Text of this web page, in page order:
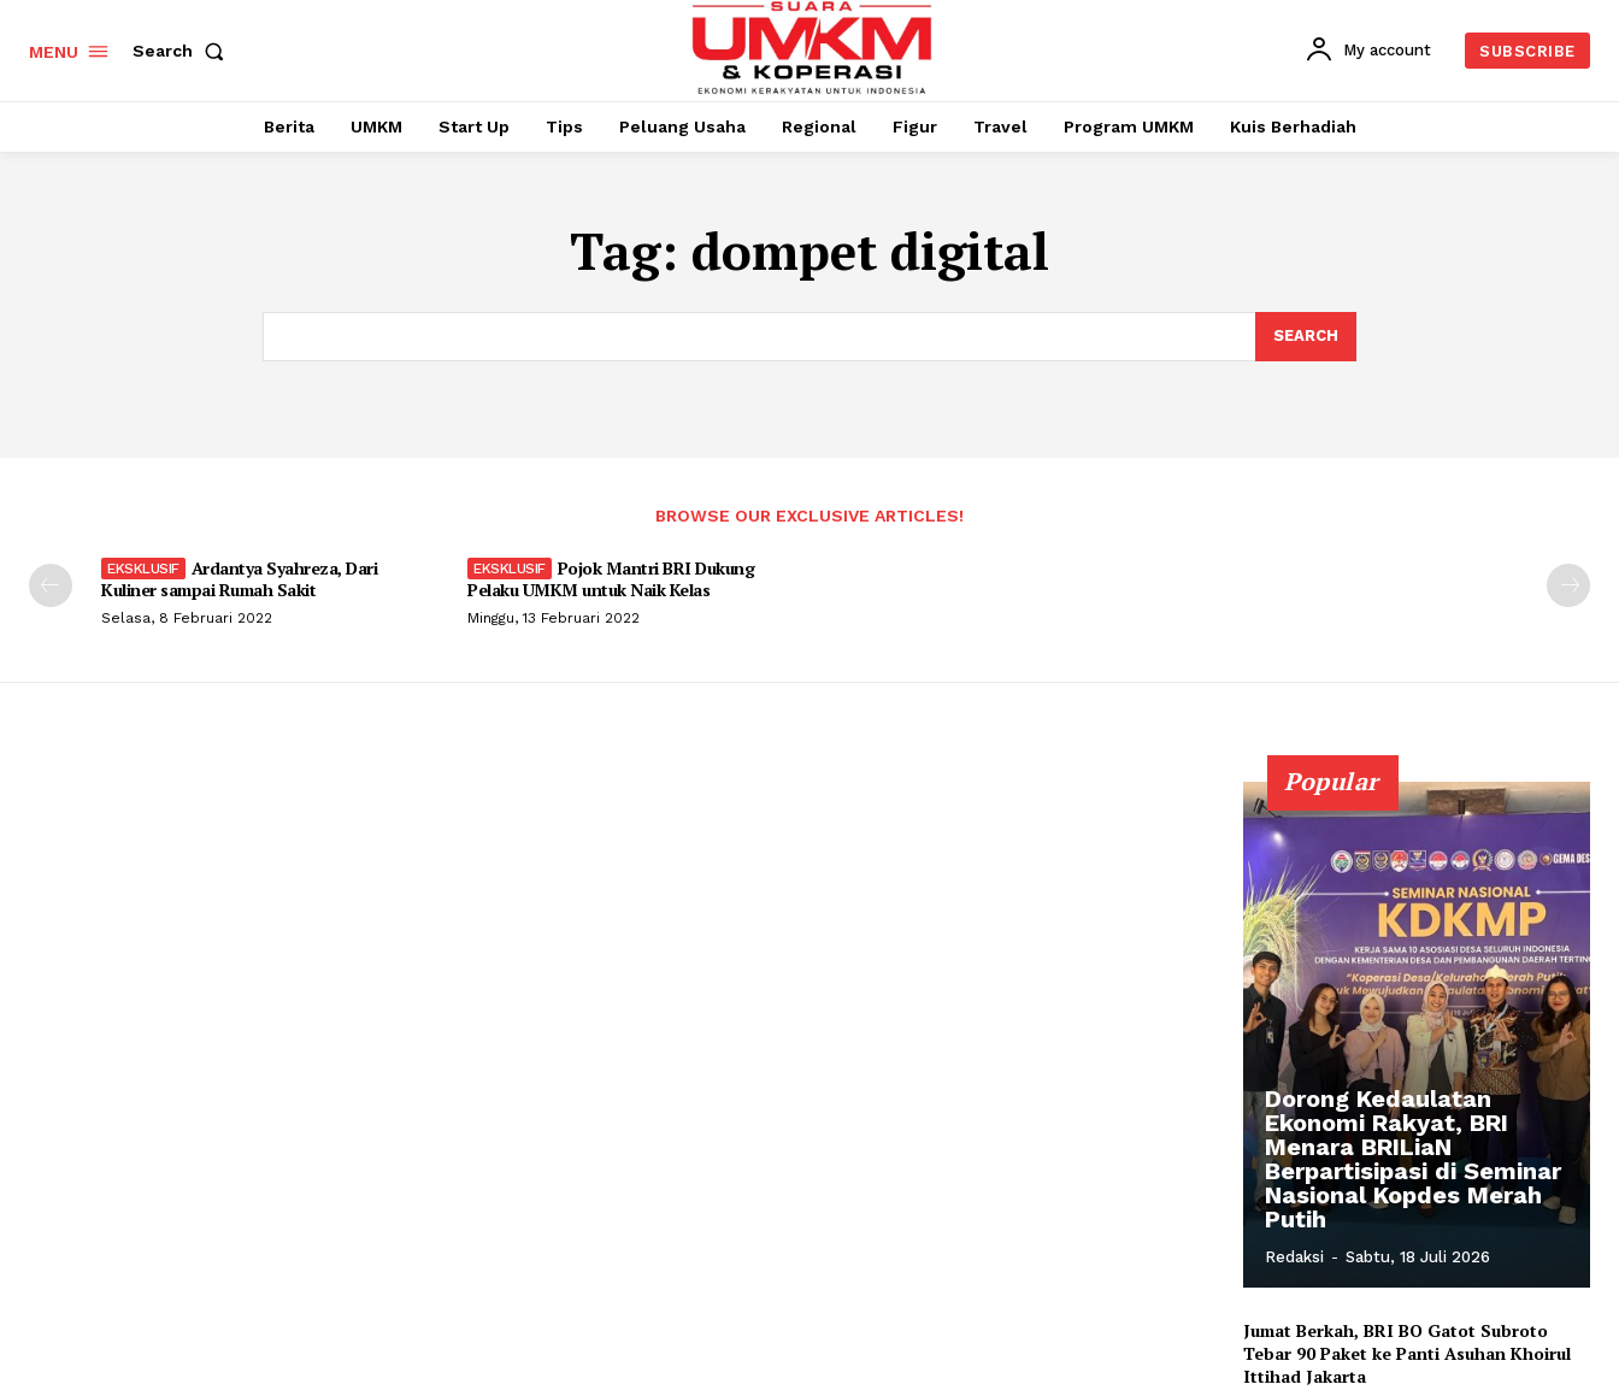
MENU Search My account SUBSCRIBE
Berita UMKM Start Up Tips Peluang Usaha Regional Figur Travel Program UMKM Kuis Berhadiah
Tag: dompet digital
SEARCH
BROWSE OUR EXCLUSIVE ARTICLES!
Ardantya Syahreza, Dari
Kuliner sampai Rumah Sakit
Selasa, 8 Februari 2022
Pojok Mantri BRI Dukung
Pelaku UMKM untuk Naik Kelas
Minggu, 13 Februari 2022
Popular
Dorong Kedaulatan
Ekonomi Rakyat, BRI
Menara BRILiaN
Berpartisipasi di Seminar
Nasional Kopdes Merah
Putih
Redaksi - Sabtu, 18 Juli 2026
Jumat Berkah, BRI BO Gatot Subroto
Tebar 90 Paket ke Panti Asuhan Khoirul
Ittihad Jakarta